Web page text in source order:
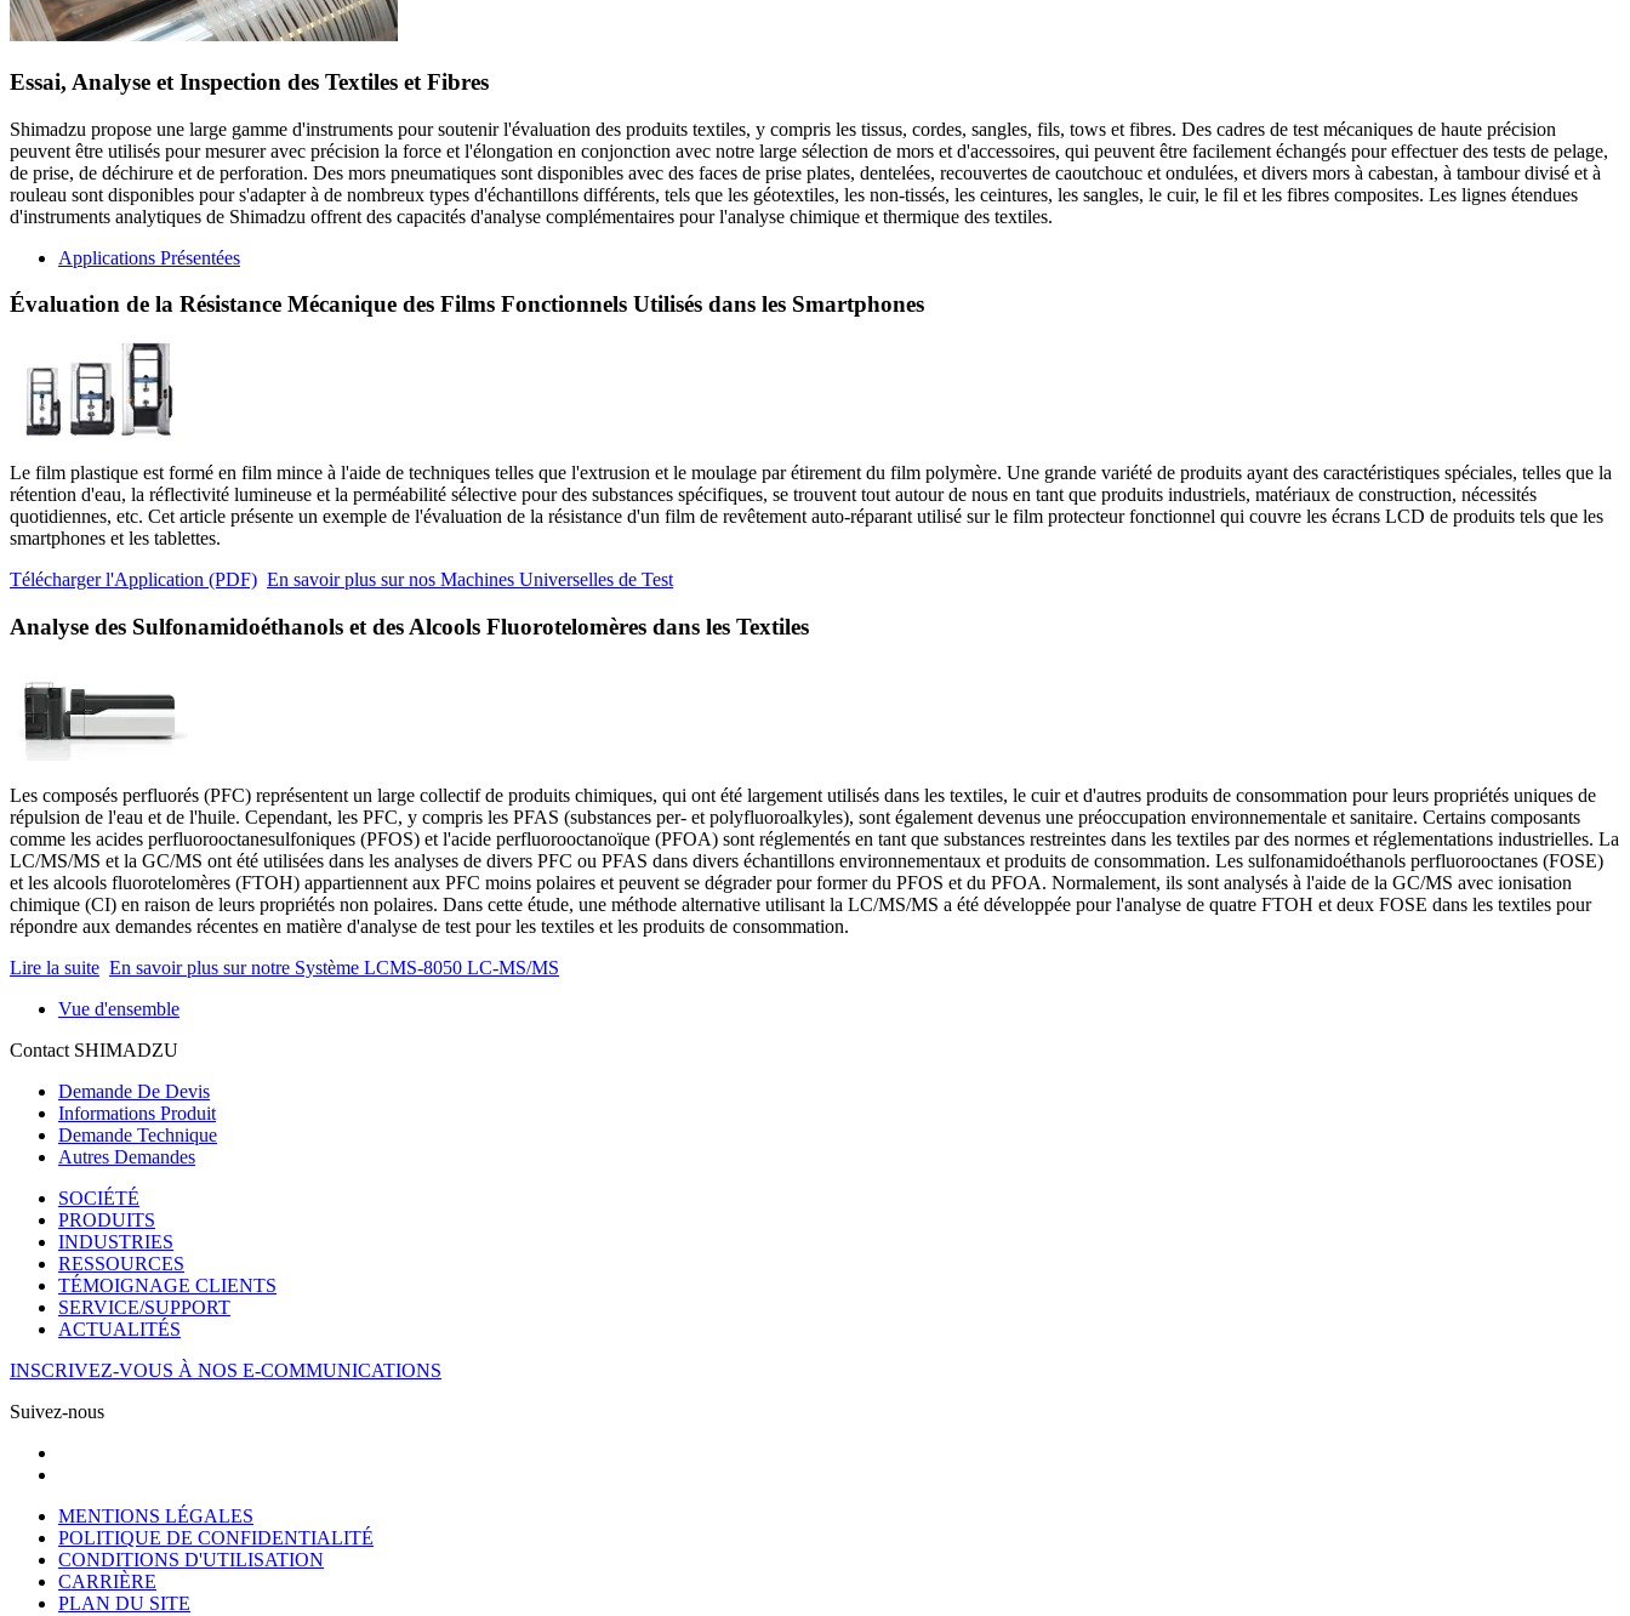
Essai, Analyse et Inspection des Textiles et Fibres
Shimadzu propose une large gamme d'instruments pour soutenir l'évaluation des produits textiles, y compris les tissus, cordes, sangles, fils, tows et fibres. Des cadres de test mécaniques de haute précision
peuvent être utilisés pour mesurer avec précision la force et l'élongation en conjonction avec notre large sélection de mors et d'accessoires, qui peuvent être facilement échangés pour effectuer des tests de pelage,
de prise, de déchirure et de perforation. Des mors pneumatiques sont disponibles avec des faces de prise plates, dentelées, recouvertes de caoutchouc et ondulées, et divers mors à cabestan, à tambour divisé et à
rouleau sont disponibles pour s'adapter à de nombreux types d'échantillons différents, tels que les géotextiles, les non-tissés, les ceintures, les sangles, le cuir, le fil et les fibres composites. Les lignes étendues
d'instruments analytiques de Shimadzu offrent des capacités d'analyse complémentaires pour l'analyse chimique et thermique des textiles.
Applications Présentées
Évaluation de la Résistance Mécanique des Films Fonctionnels Utilisés dans les Smartphones
Le film plastique est formé en film mince à l'aide de techniques telles que l'extrusion et le moulage par étirement du film polymère. Une grande variété de produits ayant des caractéristiques spéciales, telles que la
rétention d'eau, la réflectivité lumineuse et la perméabilité sélective pour des substances spécifiques, se trouvent tout autour de nous en tant que produits industriels, matériaux de construction, nécessités
quotidiennes, etc. Cet article présente un exemple de l'évaluation de la résistance d'un film de revêtement auto-réparant utilisé sur le film protecteur fonctionnel qui couvre les écrans LCD de produits tels que les
smartphones et les tablettes.
Télécharger l'Application (PDF) En savoir plus sur nos Machines Universelles de Test
Analyse des Sulfonamidoéthanols et des Alcools Fluorotelomères dans les Textiles
Les composés perfluorés (PFC) représentent un large collectif de produits chimiques, qui ont été largement utilisés dans les textiles, le cuir et d'autres produits de consommation pour leurs propriétés uniques de
répulsion de l'eau et de l'huile. Cependant, les PFC, y compris les PFAS (substances per- et polyfluoroalkyles), sont également devenus une préoccupation environnementale et sanitaire. Certains composants
comme les acides perfluorooctanesulfoniques (PFOS) et l'acide perfluorooctanoïque (PFOA) sont réglementés en tant que substances restreintes dans les textiles par des normes et réglementations industrielles. La
LC/MS/MS et la GC/MS ont été utilisées dans les analyses de divers PFC ou PFAS dans divers échantillons environnementaux et produits de consommation. Les sulfonamidoéthanols perfluorooctanes (FOSE)
et les alcools fluorotelomères (FTOH) appartiennent aux PFC moins polaires et peuvent se dégrader pour former du PFOS et du PFOA. Normalement, ils sont analysés à l'aide de la GC/MS avec ionisation
chimique (CI) en raison de leurs propriétés non polaires. Dans cette étude, une méthode alternative utilisant la LC/MS/MS a été développée pour l'analyse de quatre FTOH et deux FOSE dans les textiles pour
répondre aux demandes récentes en matière d'analyse de test pour les textiles et les produits de consommation.
Lire la suite En savoir plus sur notre Système LCMS-8050 LC-MS/MS
Vue d'ensemble
Contact SHIMADZU
Demande De Devis
Informations Produit
Demande Technique
Autres Demandes
SOCIÉTÉ
PRODUITS
INDUSTRIES
RESSOURCES
TÉMOIGNAGE CLIENTS
SERVICE/SUPPORT
ACTUALITÉS
INSCRIVEZ-VOUS À NOS E-COMMUNICATIONS
Suivez-nous
MENTIONS LÉGALES
POLITIQUE DE CONFIDENTIALITÉ
CONDITIONS D'UTILISATION
CARRIÈRE
PLAN DU SITE